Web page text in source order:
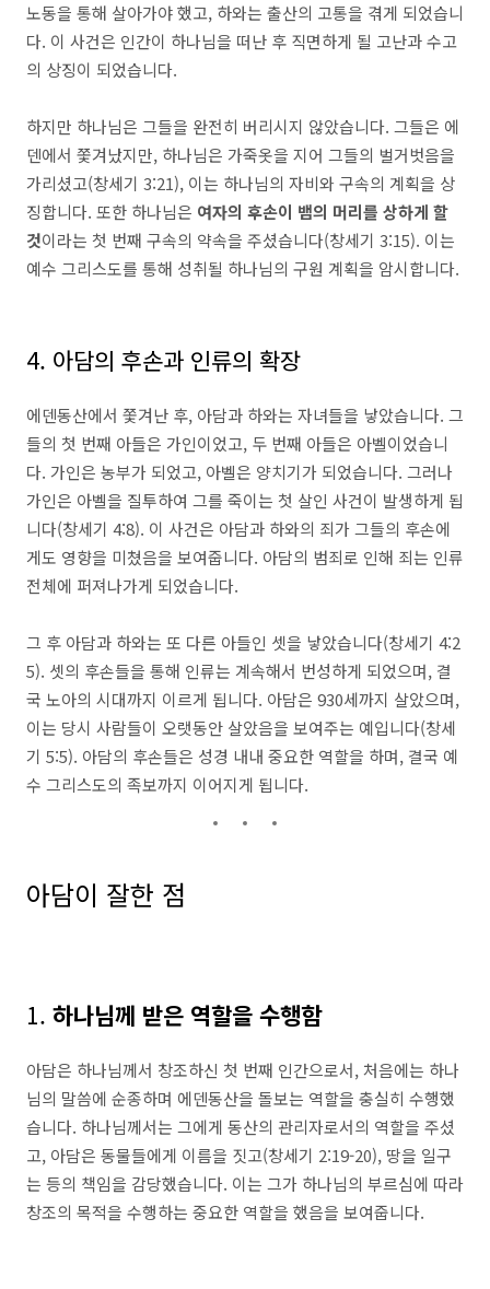
노동을 통해 살아가야 했고, 하와는 출산의 고통을 겪게 되었습니
다. 이 사건은 인간이 하나님을 떠난 후 직면하게 될 고난과 수고
의 상징이 되었습니다.
하지만 하나님은 그들을 완전히 버리시지 않았습니다. 그들은 에
덴에서 쫓겨났지만, 하나님은 가죽옷을 지어 그들의 벌거벗음을
가리셨고(창세기 3:21), 이는 하나님의 자비와 구속의 계획을 상
징합니다. 또한 하나님은 여자의 후손이 뱀의 머리를 상하게 할
것이라는 첫 번째 구속의 약속을 주셨습니다(창세기 3:15). 이는
예수 그리스도를 통해 성취될 하나님의 구원 계획을 암시합니다.
4. 아담의 후손과 인류의 확장
에덴동산에서 쫓겨난 후, 아담과 하와는 자녀들을 낳았습니다. 그
들의 첫 번째 아들은 가인이었고, 두 번째 아들은 아벨이었습니
다. 가인은 농부가 되었고, 아벨은 양치기가 되었습니다. 그러나
가인은 아벨을 질투하여 그를 죽이는 첫 살인 사건이 발생하게 됩
니다(창세기 4:8). 이 사건은 아담과 하와의 죄가 그들의 후손에
게도 영향을 미쳤음을 보여줍니다. 아담의 범죄로 인해 죄는 인류
전체에 퍼져나가게 되었습니다.
그 후 아담과 하와는 또 다른 아들인 셋을 낳았습니다(창세기 4:2
5). 셋의 후손들을 통해 인류는 계속해서 번성하게 되었으며, 결
국 노아의 시대까지 이르게 됩니다. 아담은 930세까지 살았으며,
이는 당시 사람들이 오랫동안 살았음을 보여주는 예입니다(창세
기 5:5). 아담의 후손들은 성경 내내 중요한 역할을 하며, 결국 예
수 그리스도의 족보까지 이어지게 됩니다.
아담이 잘한 점
1. 하나님께 받은 역할을 수행함
아담은 하나님께서 창조하신 첫 번째 인간으로서, 처음에는 하나
님의 말씀에 순종하며 에덴동산을 돌보는 역할을 충실히 수행했
습니다. 하나님께서는 그에게 동산의 관리자로서의 역할을 주셨
고, 아담은 동물들에게 이름을 짓고(창세기 2:19-20), 땅을 일구
는 등의 책임을 감당했습니다. 이는 그가 하나님의 부르심에 따라
창조의 목적을 수행하는 중요한 역할을 했음을 보여줍니다.